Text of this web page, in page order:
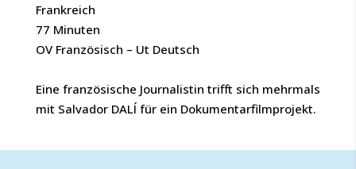
Frankreich
77 Minuten
OV Französisch – Ut Deutsch
Eine französische Journalistin trifft sich mehrmals
mit Salvador DALÍ für ein Dokumentarfilmprojekt.